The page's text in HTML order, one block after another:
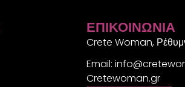
ΕΠΙΚΟΙΝΩΝΊΑ
Crete Woman,
Email:
Cretewoman.gr